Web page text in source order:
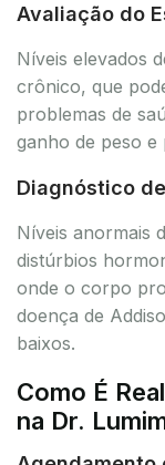
Avaliação do
Níveis elevados
crônico, que
problemas de
ganho de peso e
Diagnóstico
Níveis anormais
distúrbios
onde o corpo
doença de
baixos.
Como É
na Dr.